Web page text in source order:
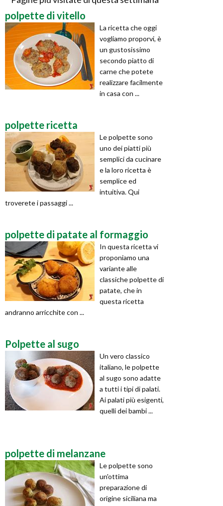
polpette di vitello
La ricetta che oggi
vogliamo proporvi, è
un gustosissimo
secondo piatto di
carne che potete
realizzare facilmente
in casa con ...
polpette ricetta
Le polpette sono
uno dei piatti più
semplici da cucinare
e la loro ricetta è
semplice ed
intuitiva. Qui
troverete i passaggi ...
polpette di patate al formaggio
In questa ricetta vi
proponiamo una
variante alle
classiche polpette di
patate, che in
questa ricetta
andranno arricchite con ...
Polpette al sugo
Un vero classico
italiano, le polpette
al sugo sono adatte
a tutti i tipi di palati.
Ai palati più esigenti,
quelli dei bambi ...
polpette di melanzane
Le polpette sono
un'ottima
preparazione di
origine siciliana ma